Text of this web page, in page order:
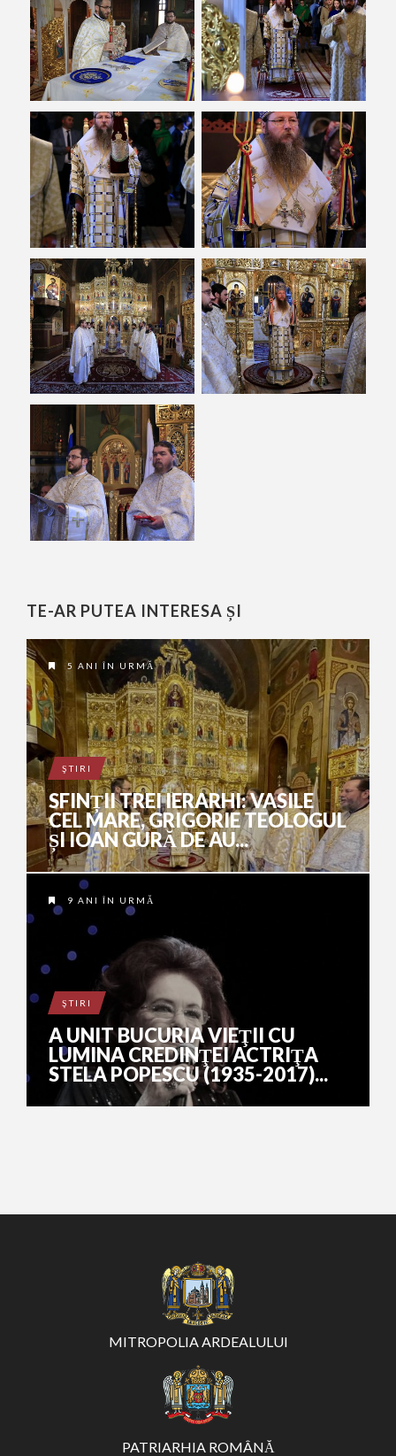
TE-AR PUTEA INTERESA ȘI
5 ANI ÎN URMĂ
ŞTIRI
SFINȚII TREI IERARHI: VASILE
CEL MARE, GRIGORIE TEOLOGUL
ȘI IOAN GURĂ DE AU...
9 ANI ÎN URMĂ
ŞTIRI
A UNIT BUCURIA VIEŢII CU
LUMINA CREDINŢEI ACTRIŢA
STELA POPESCU (1935-2017)...
MITROPOLIA ARDEALULUI
PATRIARHIA ROMÂNĂ